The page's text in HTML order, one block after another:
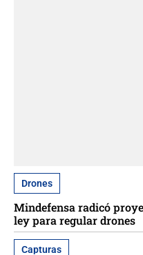
Drones
Mindefensa radicó
ley para regular drones
Capturas